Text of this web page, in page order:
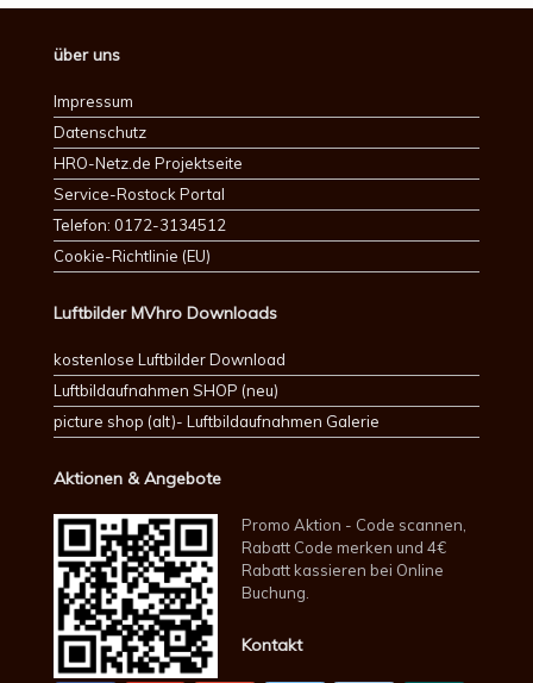
über uns
Impressum
Datenschutz
HRO-Netz.de Projektseite
Service-Rostock Portal
Telefon: 0172-3134512
Cookie-Richtlinie (EU)
Luftbilder MVhro Downloads
kostenlose Luftbilder Download
Luftbildaufnahmen SHOP (neu)
picture shop (alt)- Luftbildaufnahmen Galerie
Aktionen & Angebote
Promo Aktion - Code scannen,
Rabatt Code merken und 4€
Rabatt kassieren bei Online
Buchung.
Kontakt